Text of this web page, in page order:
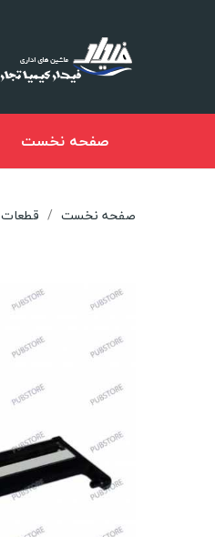
صفحه نخست
صفحه نخست قطعات